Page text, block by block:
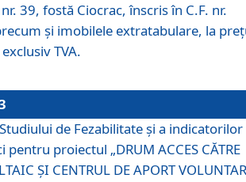
39, fostă Ciocrac, înscris în C.F. nr.
și imobilele extratabulare, la
TVA.
de Fezabilitate și a indicatorilor
proiectul „DRUM ACCES CĂTRE
ȘI CENTRUL DE APORT